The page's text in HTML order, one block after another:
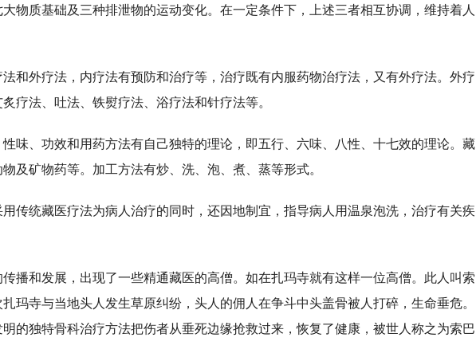
物质基础及三种排泄物的运动变化。在一定条件下，上述三者相互协调，维持着人
外疗法，内疗法有预防和治疗等，治疗既有内服药物治疗法，又有外疗法。外疗
疗法、吐法、铁熨疗法、浴疗法和针疗法等。
、功效和用药方法有自己独特的理论，即五行、六味、八性、十七效的理论。藏
及矿物药等。加工方法有炒、洗、泡、煮、蒸等形式。
统藏医疗法为病人治疗的同时，还因地制宜，指导病人用温泉泡洗，治疗有关疾
和发展，出现了一些精通藏医的高僧。如在扎玛寺就有这样一位高僧。此人叫索
玛寺与当地头人发生草原纠纷，头人的佣人在争斗中头盖骨被人打碎，生命垂危。
的独特骨科治疗方法把伤者从垂死边缘抢救过来，恢复了健康，被世人称之为索巴